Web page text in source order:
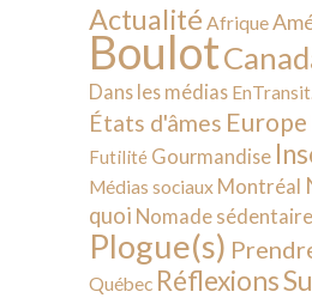
Actualité Afrique
Boulot
Dans les médias
États d'âmes Europe
Futilité Gourmandise
Médias sociaux Montréal
quoi Nomade sédentaire
Plogue(s)
Québec Réflexions